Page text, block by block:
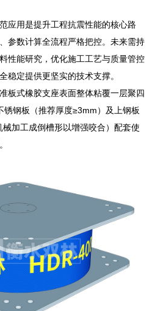
应用是提升工程抗震性能的核心路
参数计算全流程严格把控。未来需持
性能研究，优化施工工艺与质量管控
稳定提供更坚实的技术支撑。
板式橡胶支座表面整体粘覆一层聚四
钢板（推荐厚度≥3mm）及上钢板
械加工成倒槽形以增强咬合）配套使